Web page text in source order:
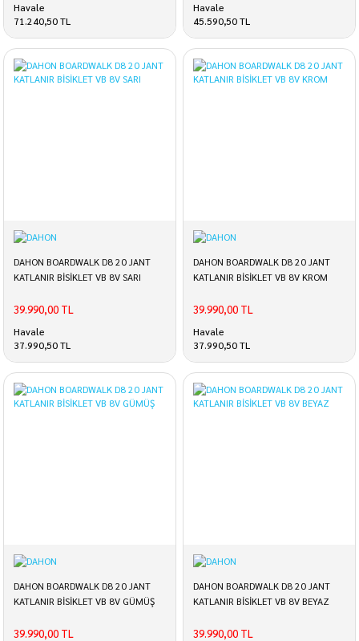
Havale
71.240,50 TL
Havale
45.590,50 TL
DAHON BOARDWALK D8 20 JANT
KATLANIR BİSİKLET VB 8V SARI
39.990,00 TL
Havale
37.990,50 TL
DAHON BOARDWALK D8 20 JANT
KATLANIR BİSİKLET VB 8V KROM
39.990,00 TL
Havale
37.990,50 TL
DAHON BOARDWALK D8 20 JANT
KATLANIR BİSİKLET VB 8V GÜMÜŞ
39.990,00 TL
DAHON BOARDWALK D8 20 JANT
KATLANIR BİSİKLET VB 8V BEYAZ
39.990,00 TL